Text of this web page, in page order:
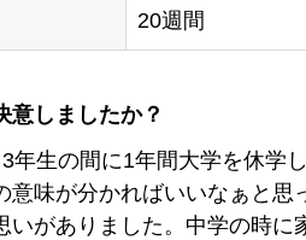
20週間
意しましたか？
年生の間に1年間大学を休学
意味が分かればいいなぁと
いがありました。中学の時